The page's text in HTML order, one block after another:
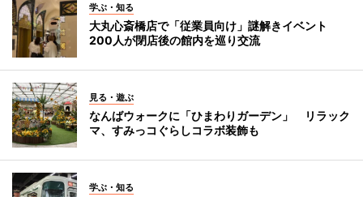
学ぶ・知る
大丸心斎橋店で「従業員向け」謎解きイベント
200人が閉店後の館内を巡り交流
見る・遊ぶ
なんばウォークに「ひまわりガーデン」 リラック
マ、すみっコぐらしコラボ装飾も
学ぶ・知る